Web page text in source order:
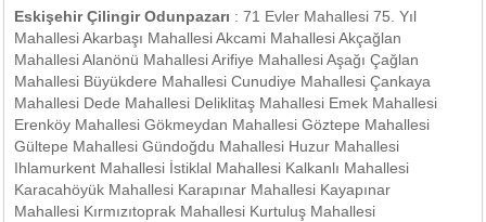
Eskişehir Çilingir Odunpazarı : 71 Evler Mahallesi 75. Yıl
Mahallesi Akarbaşı Mahallesi Akcami Mahallesi Akçağlan
Mahallesi Alanönü Mahallesi Arifiye Mahallesi Aşağı Çağlan
Mahallesi Büyükdere Mahallesi Cunudiye Mahallesi Çankaya
Mahallesi Dede Mahallesi Deliklitaş Mahallesi Emek Mahallesi
Erenköy Mahallesi Gökmeydan Mahallesi Göztepe Mahallesi
Gültepe Mahallesi Gündoğdu Mahallesi Huzur Mahallesi
Ihlamurkent Mahallesi İstiklal Mahallesi Kalkanlı Mahallesi
Karacahöyük Mahallesi Karapınar Mahallesi Kayapınar
Mahallesi Kırmızıtoprak Mahallesi Kurtuluş Mahallesi